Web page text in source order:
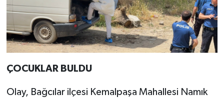
ÇOCUKLAR BULDU
Olay, Bağcılar ilçesi Kemalpaşa Mahallesi Namık